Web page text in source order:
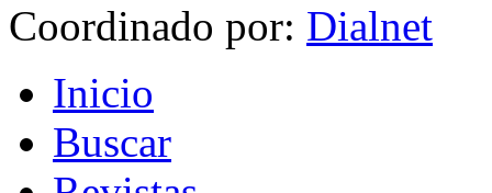
Coordinado por:
Inicio
Buscar